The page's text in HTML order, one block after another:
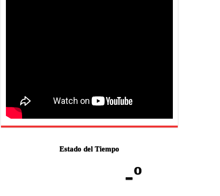
Estado del Tiempo
-º